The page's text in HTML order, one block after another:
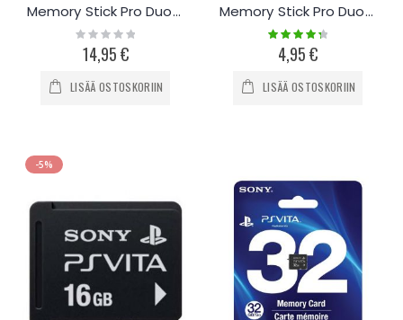
Memory Stick Pro Duo kortti 8-32Gb
Rating:
0%
14,95 €
LISÄÄ OSTOSKORIIN
Memory Stick Pro Duo MicroSD muistikortti-adapteri
Rating:
90%
4,95 €
LISÄÄ OSTOSKORIIN
-5%